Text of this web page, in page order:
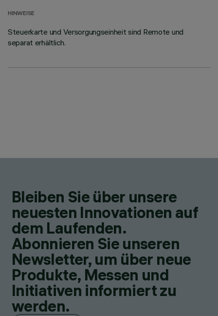
HINWEISE
Steuerkarte und Versorgungseinheit sind Remote und
separat erhältlich.
Bleiben Sie über unsere
neuesten Innovationen auf
dem Laufenden.
Abonnieren Sie unseren
Newsletter, um über neue
Produkte, Messen und
Initiativen informiert zu
werden.